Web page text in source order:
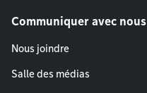
Communiquer avec nous
Nous joindre
Salle des médias